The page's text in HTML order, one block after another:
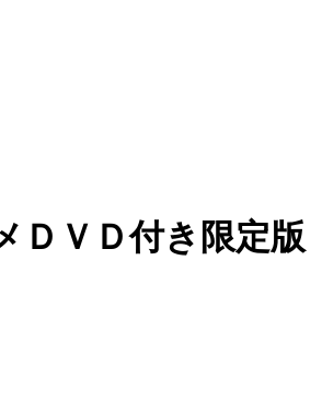
ＤＶＤ付き限定版